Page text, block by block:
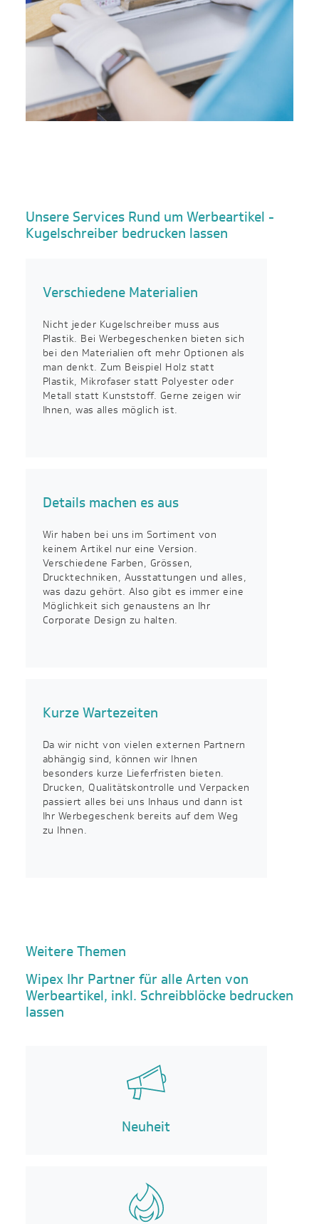
Unsere Services Rund um Werbeartikel -
Kugelschreiber bedrucken lassen
Verschiedene Materialien
Nicht jeder Kugelschreiber muss aus
Plastik. Bei Werbegeschenken bieten sich
bei den Materialien oft mehr Optionen als
man denkt. Zum Beispiel Holz statt
Plastik, Mikrofaser statt Polyester oder
Metall statt Kunststoff. Gerne zeigen wir
Ihnen, was alles möglich ist.
Details machen es aus
Wir haben bei uns im Sortiment von
keinem Artikel nur eine Version.
Verschiedene Farben, Grössen,
Drucktechniken, Ausstattungen und alles,
was dazu gehört. Also gibt es immer eine
Möglichkeit sich genaustens an Ihr
Corporate Design zu halten.
Kurze Wartezeiten
Da wir nicht von vielen externen Partnern
abhängig sind, können wir Ihnen
besonders kurze Lieferfristen bieten.
Drucken, Qualitätskontrolle und Verpacken
passiert alles bei uns Inhaus und dann ist
Ihr Werbegeschenk bereits auf dem Weg
zu Ihnen.
Weitere Themen
Wipex Ihr Partner für alle Arten von
Werbeartikel, inkl. Schreibblöcke bedrucken
lassen
Neuheit